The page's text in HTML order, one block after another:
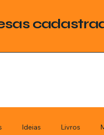
Ideias Livros